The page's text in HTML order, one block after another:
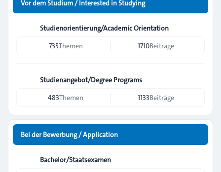
Vor dem Studium / Interested in Studying
Studienorientierung/Academic Orientation
735Themen 1710Beiträge
Studienangebot/Degree Programs
483Themen 1133Beiträge
Bei der Bewerbung / Application
Bachelor/Staatsexamen